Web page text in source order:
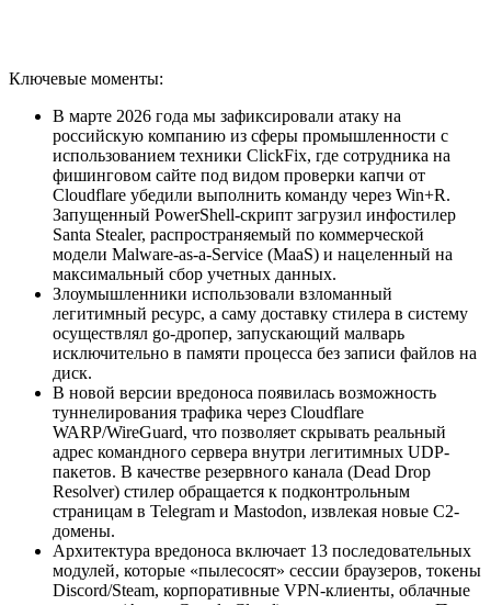
Ключевые моменты:
В марте 2026 года мы зафиксировали атаку на
российскую компанию из сферы промышленности с
использованием техники ClickFix, где сотрудника на
фишинговом сайте под видом проверки капчи от
Cloudflare убедили выполнить команду через Win+R.
Запущенный PowerShell-скрипт загрузил инфостилер
Santa Stealer, распространяемый по коммерческой
модели Malware-as-a-Service (MaaS) и нацеленный на
максимальный сбор учетных данных.
Злоумышленники использовали взломанный
легитимный ресурс, а саму доставку стилера в систему
осуществлял go-дропер, запускающий малварь
исключительно в памяти процесса без записи файлов на
диск.
В новой версии вредоноса появилась возможность
туннелирования трафика через Cloudflare
WARP/WireGuard, что позволяет скрывать реальный
адрес командного сервера внутри легитимных UDP-
пакетов. В качестве резервного канала (Dead Drop
Resolver) стилер обращается к подконтрольным
страницам в Telegram и Mastodon, извлекая новые C2-
домены.
Архитектура вредоноса включает 13 последовательных
модулей, которые «пылесосят» сессии браузеров, токены
Discord/Steam, корпоративные VPN-клиенты, облачные